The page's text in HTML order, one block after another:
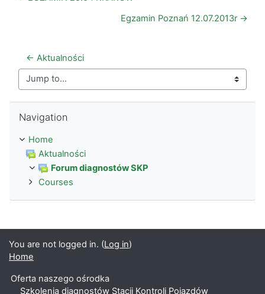
Egzamin Poznań 12.07.2013r →
← Aktualności
Jump to...
Navigation
Home
Aktualności
Forum diagnostów SKP
Courses
You are not logged in. (Log in)
Home
Oferta naszego ośrodka
Szkolenia diagnostów Stacji Kontroli Pojazdów